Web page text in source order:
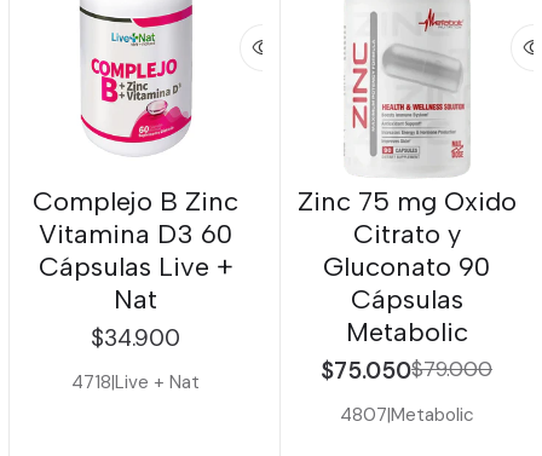
Complejo B Zinc
Vitamina D3 60
Cápsulas Live +
Nat
$34.900
4718|Live + Nat
Zinc 75 mg Oxido
Citrato y
Gluconato 90
Cápsulas
Metabolic
$75.050$79.000
4807|Metabolic